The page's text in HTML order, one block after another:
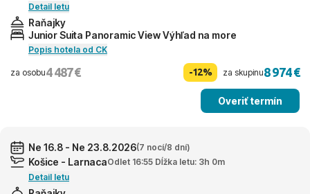
Detail letu
Raňajky
Junior Suita Panoramic View Výhľad na more
Popis hotela od CK
za osobu4 487 € -12% za skupinu8 974 €
Overiť termín
Ne 16.8 - Ne 23.8.2026(7 nocí/8 dní)
Košice - LarnacaOdlet 16:55 Dĺžka letu: 3h 0m
Detail letu